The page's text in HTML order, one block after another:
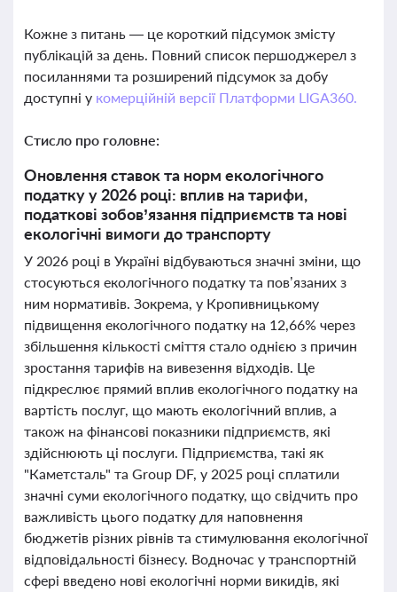
Кожне з питань — це короткий підсумок змісту
публікацій за день. Повний список першоджерел з
посиланнями та розширений підсумок за добу
доступні у комерційній версії Платформи LIGA360.
Стисло про головне:
Оновлення ставок та норм екологічного
податку у 2026 році: вплив на тарифи,
податкові зобов’язання підприємств та нові
екологічні вимоги до транспорту
У 2026 році в Україні відбуваються значні зміни, що
стосуються екологічного податку та пов’язаних з
ним нормативів. Зокрема, у Кропивницькому
підвищення екологічного податку на 12,66% через
збільшення кількості сміття стало однією з причин
зростання тарифів на вивезення відходів. Це
підкреслює прямий вплив екологічного податку на
вартість послуг, що мають екологічний вплив, а
також на фінансові показники підприємств, які
здійснюють ці послуги. Підприємства, такі як
"Каметсталь" та Group DF, у 2025 році сплатили
значні суми екологічного податку, що свідчить про
важливість цього податку для наповнення
бюджетів різних рівнів та стимулювання екологічної
відповідальності бізнесу. Водночас у транспортній
сфері введено нові екологічні норми викидів, які